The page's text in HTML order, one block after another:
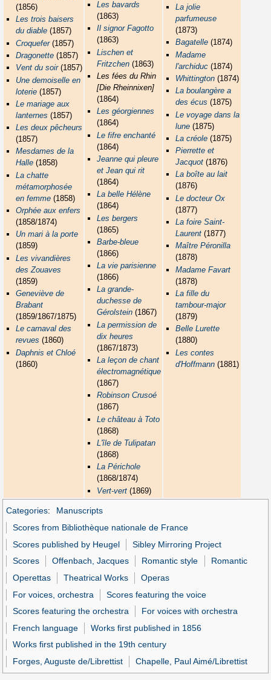
(1856)
Les trois baisers
du diable (1857)
Croquefer(1857)
Dragonette (1857)
Vent du soir(1857)
Une demoiselle en
loterie (1857)
Le mariage aux
lanternes (1857)
Les deux pêcheurs
(1857)
Mesdames de la
Halle (1858)
La chatte
métamorphosée
en femme (1858)
Orphée aux enfers
(1858/1874)
Un mari à la porte
(1859)
Les vivandières
des Zouaves
(1859)
Geneviève de
Brabant
(1859/1867/1875)
Le carnaval des
revues (1860)
Daphnis et Chloé
(1860)
Les bavards
(1863)
Il signor Fagotto
(1863)
Lischen et
Fritzchen (1863)
Les fées du Rhin
[Die Rheinnixen]
(1864)
Les géorgiennes
(1864)
Le fifre enchanté
(1864)
Jeanne qui pleure
et Jean qui rit
(1864)
La belle Hélène
(1864)
Les bergers
(1865)
Barbe-bleue
(1866)
La vie parisienne
(1866)
La grande-
duchesse de
Gérolstein (1867)
La permission de
dix heures
(1867/1873)
La leçon de chant
électromagnétique
(1867)
Robinson Crusoé
(1867)
Le château à Toto
(1868)
L'île de Tulipatan
(1868)
La Périchole
(1868/1874)
Vert-vert (1869)
La jolie
parfumeuse
(1873)
Bagatelle (1874)
Madame
l'archiduc (1874)
Whittington (1874)
La boulangère a
des écus (1875)
Le voyage dans la
lune (1875)
La créole (1875)
Pierrette et
Jacquot (1876)
La boîte au lait
(1876)
Le docteur Ox
(1877)
La foire Saint-
Laurent (1877)
Maître Péronilla
(1878)
Madame Favart
(1878)
La fille du
tambour-major
(1879)
Belle Lurette
(1880)
Les contes
d'Hoffmann (1881)
Categories:
Manuscripts
Scores from Bibliothèque nationale de France
Scores published by Heugel
Sibley Mirroring Project
Scores
Offenbach, Jacques Romantic style
Romantic
Operettas
Theatrical Works
Operas
For voices, orchestra
Scores featuring the voice
Scores featuring the orchestra
For voices with orchestra
French language
Works first published in 1856
Works first published in the 19th century
Forges, Auguste de/Librettist
Chapelle, Paul Aimé/Librettist